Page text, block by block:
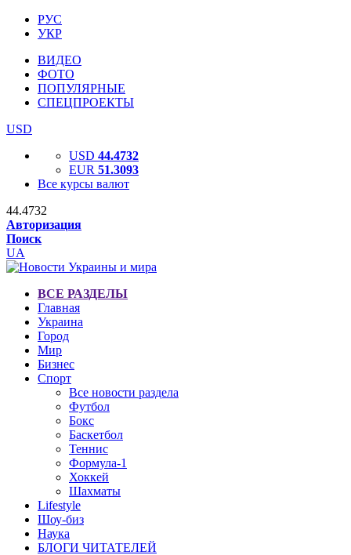
РУС
УКР
ВИДЕО
ФОТО
ПОПУЛЯРНЫЕ
СПЕЦПРОЕКТЫ
USD
USD 44.4732
EUR 51.3093
Все курсы валют
44.4732
Авторизация
Поиск
UA
ВСЕ РАЗДЕЛЫ
Главная
Украина
Город
Мир
Бизнес
Спорт
Все новости раздела
Футбол
Бокс
Баскетбол
Теннис
Формула-1
Хоккей
Шахматы
Lifestyle
Шоу-биз
Наука
БЛОГИ ЧИТАТЕЛЕЙ